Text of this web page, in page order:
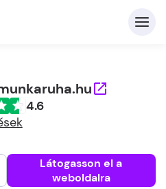
4.6
Látogasson el a
weboldalra